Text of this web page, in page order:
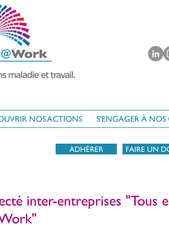
NOS ACTIONS S'ENGAGER À NOS
ADHÉRER FAIRE UN
inter-entreprises "Tous